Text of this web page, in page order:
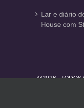
Lar e diário
House com
@2026 - TODOS